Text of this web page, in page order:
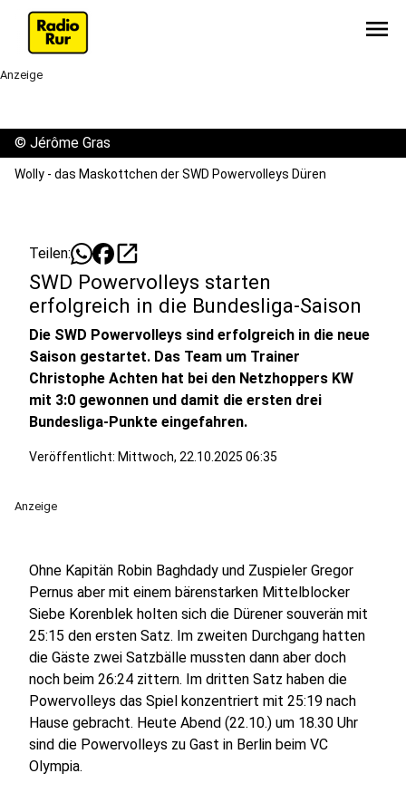
menu
Anzeige
© Jérôme Gras
Wolly - das Maskottchen der SWD Powervolleys Düren
Teilen: open_in_new
SWD Powervolleys starten
erfolgreich in die Bundesliga-Saison
Die SWD Powervolleys sind erfolgreich in die neue
Saison gestartet. Das Team um Trainer
Christophe Achten hat bei den Netzhoppers KW
mit 3:0 gewonnen und damit die ersten drei
Bundesliga-Punkte eingefahren.
Veröffentlicht: Mittwoch, 22.10.2025 06:35
Anzeige
Ohne Kapitän Robin Baghdady und Zuspieler Gregor
Pernus aber mit einem bärenstarken Mittelblocker
Siebe Korenblek holten sich die Dürener souverän mit
25:15 den ersten Satz. Im zweiten Durchgang hatten
die Gäste zwei Satzbälle mussten dann aber doch
noch beim 26:24 zittern. Im dritten Satz haben die
Powervolleys das Spiel konzentriert mit 25:19 nach
Hause gebracht. Heute Abend (22.10.) um 18.30 Uhr
sind die Powervolleys zu Gast in Berlin beim VC
Olympia.